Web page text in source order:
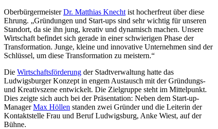
OberbürgermeisterDr. Matthias Knecht ist hocherfreut über diese
Ehrung. „Gründungen und Start-ups sind sehr wichtig für unseren
Standort, da sie ihn jung, kreativ und dynamisch machen. Unsere
Wirtschaft befindet sich gerade in einer schwierigen Phase der
Transformation. Junge, kleine und innovative Unternehmen sind der
Schlüssel, um diese Transformation zu meistern.“
Die Wirtschaftsförderung der Stadtverwaltung hatte das
Ludwigsburger Konzept in engem Austausch mit der Gründungs-
und Kreativszene entwickelt. Die Zielgruppe steht im Mittelpunkt.
Dies zeigte sich auch bei der Präsentation: Neben dem Start-up-
ManagerMax Höllen standen zwei Gründer und die Leiterin der
Kontaktstelle Frau und Beruf Ludwigsburg, Anke Wiest, auf der
Bühne.